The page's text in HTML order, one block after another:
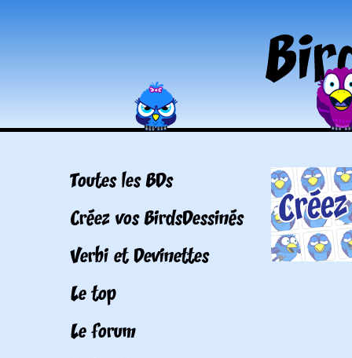
Toutes les BDs
Créez vos BirdsDessinés
Verbi et Devinettes
Le top
Le forum